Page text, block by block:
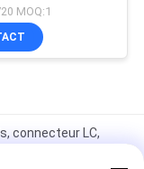
MOQ:1
connecteur LC,